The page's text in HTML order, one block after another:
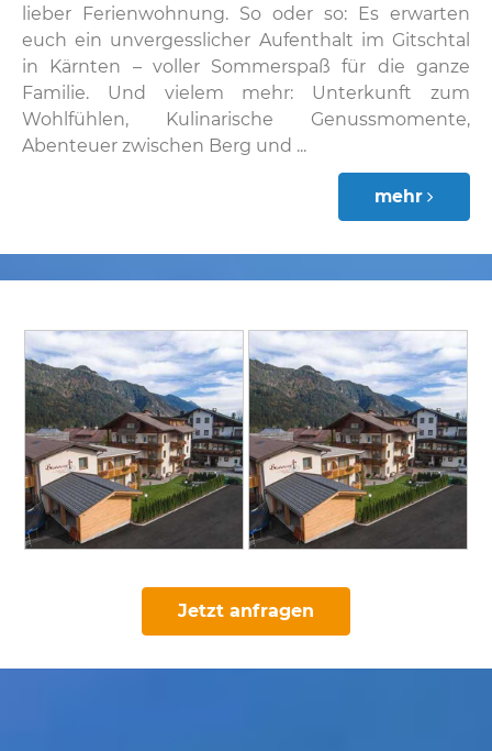
lieber Ferienwohnung. So oder so: Es erwarten
euch ein unvergesslicher Aufenthalt im Gitschtal
in Kärnten – voller Sommerspaß für die ganze
Familie. Und vielem mehr: Unterkunft zum
Wohlfühlen, Kulinarische Genussmomente,
Abenteuer zwischen Berg und ...
mehr
Jetzt anfragen